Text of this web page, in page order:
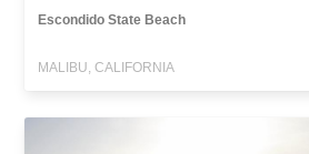
Escondido State Beach
MALIBU, CALIFORNIA